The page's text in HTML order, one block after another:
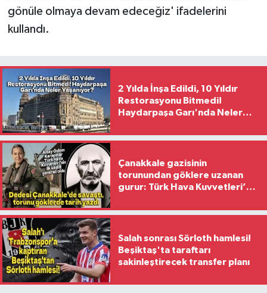
gönüle olmaya devam edeceğiz' ifadelerini
kullandı.
2 Yılda İnşa Edildi, 10 Yıldır
Restorasyonu Bitmedi!
Haydarpaşa Garı'nda Neler
Çanakkale gazisinin
torunundan göklere uzanan
gurur: Türk Hava Kuvvetleri’nin
Salah sonrası Sörloth hamlesi!
Beşiktaş'ta taraftarı
sakinleştirecek transfer planı